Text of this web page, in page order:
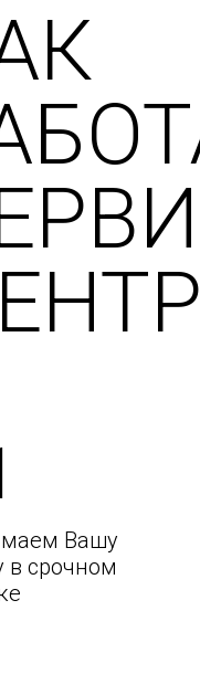
Вашу
в срочном